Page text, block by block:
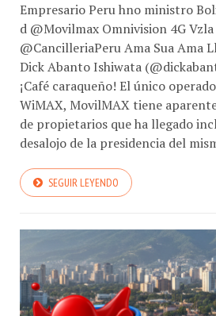
Empresario Peru hno ministro
d @Movilmax Omnivision 4G
@CancilleriaPeru Ama Sua Ama
Dick Abanto Ishiwata
¡Café caraqueño! El único
WiMAX, MovilMAX tiene
de propietarios que ha llegado
desalojo de la presidencia del
SEGUIR LEYENDO